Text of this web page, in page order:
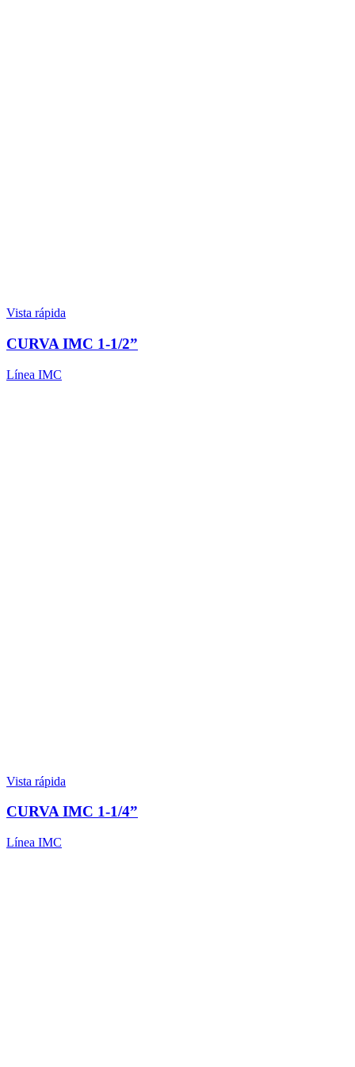
Vista rápida
CURVA IMC 1-1/2”
Línea IMC
Vista rápida
CURVA IMC 1-1/4”
Línea IMC